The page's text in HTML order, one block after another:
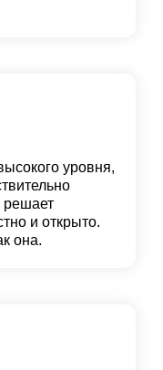
уровня,
решает
и открыто.
она.